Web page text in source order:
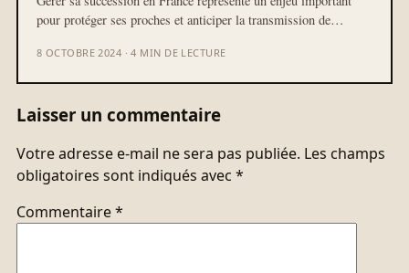
pour protéger ses proches et anticiper la transmission de…
8 OCTOBRE 2024 · 4 MIN DE LECTURE
Laisser un commentaire
Votre adresse e-mail ne sera pas publiée. Les champs
obligatoires sont indiqués avec *
Commentaire*